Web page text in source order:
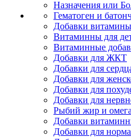
Назначения или
Гематоген и
Добавки
Витаминны для
Витаминные
Добавки для ЖКТ
Добавки для
Добавки для
Добавки для
Добавки для
Рыбий жир и
Добавки
Добавки для